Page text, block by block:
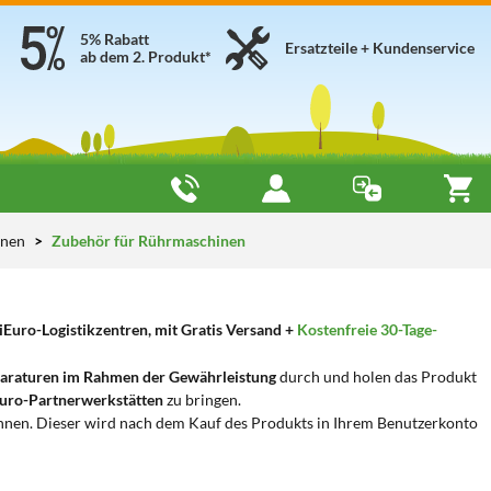
Ersatzteile + Kundenservice
5% Rabatt
ab dem 2. Produkt*
Zubehör für Rührmaschinen
Logistikzentren, mit Gratis Versand + Kostenfreie 30-Tage-
im Rahmen der Gewährleistungdurch und holen das Produkt
Partnerwerkstättenzu bringen.
Dieser wird nach dem Kauf des Produkts in Ihrem Benutzerkonto